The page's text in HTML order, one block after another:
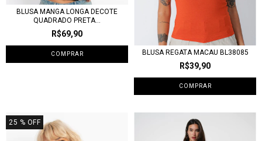
BLUSA MANGA LONGA DECOTE
QUADRADO PRETA...
R$69,90
COMPRAR BLUSA REGATA MACAU BL38085
R$39,90
COMPRAR
25 % OFF